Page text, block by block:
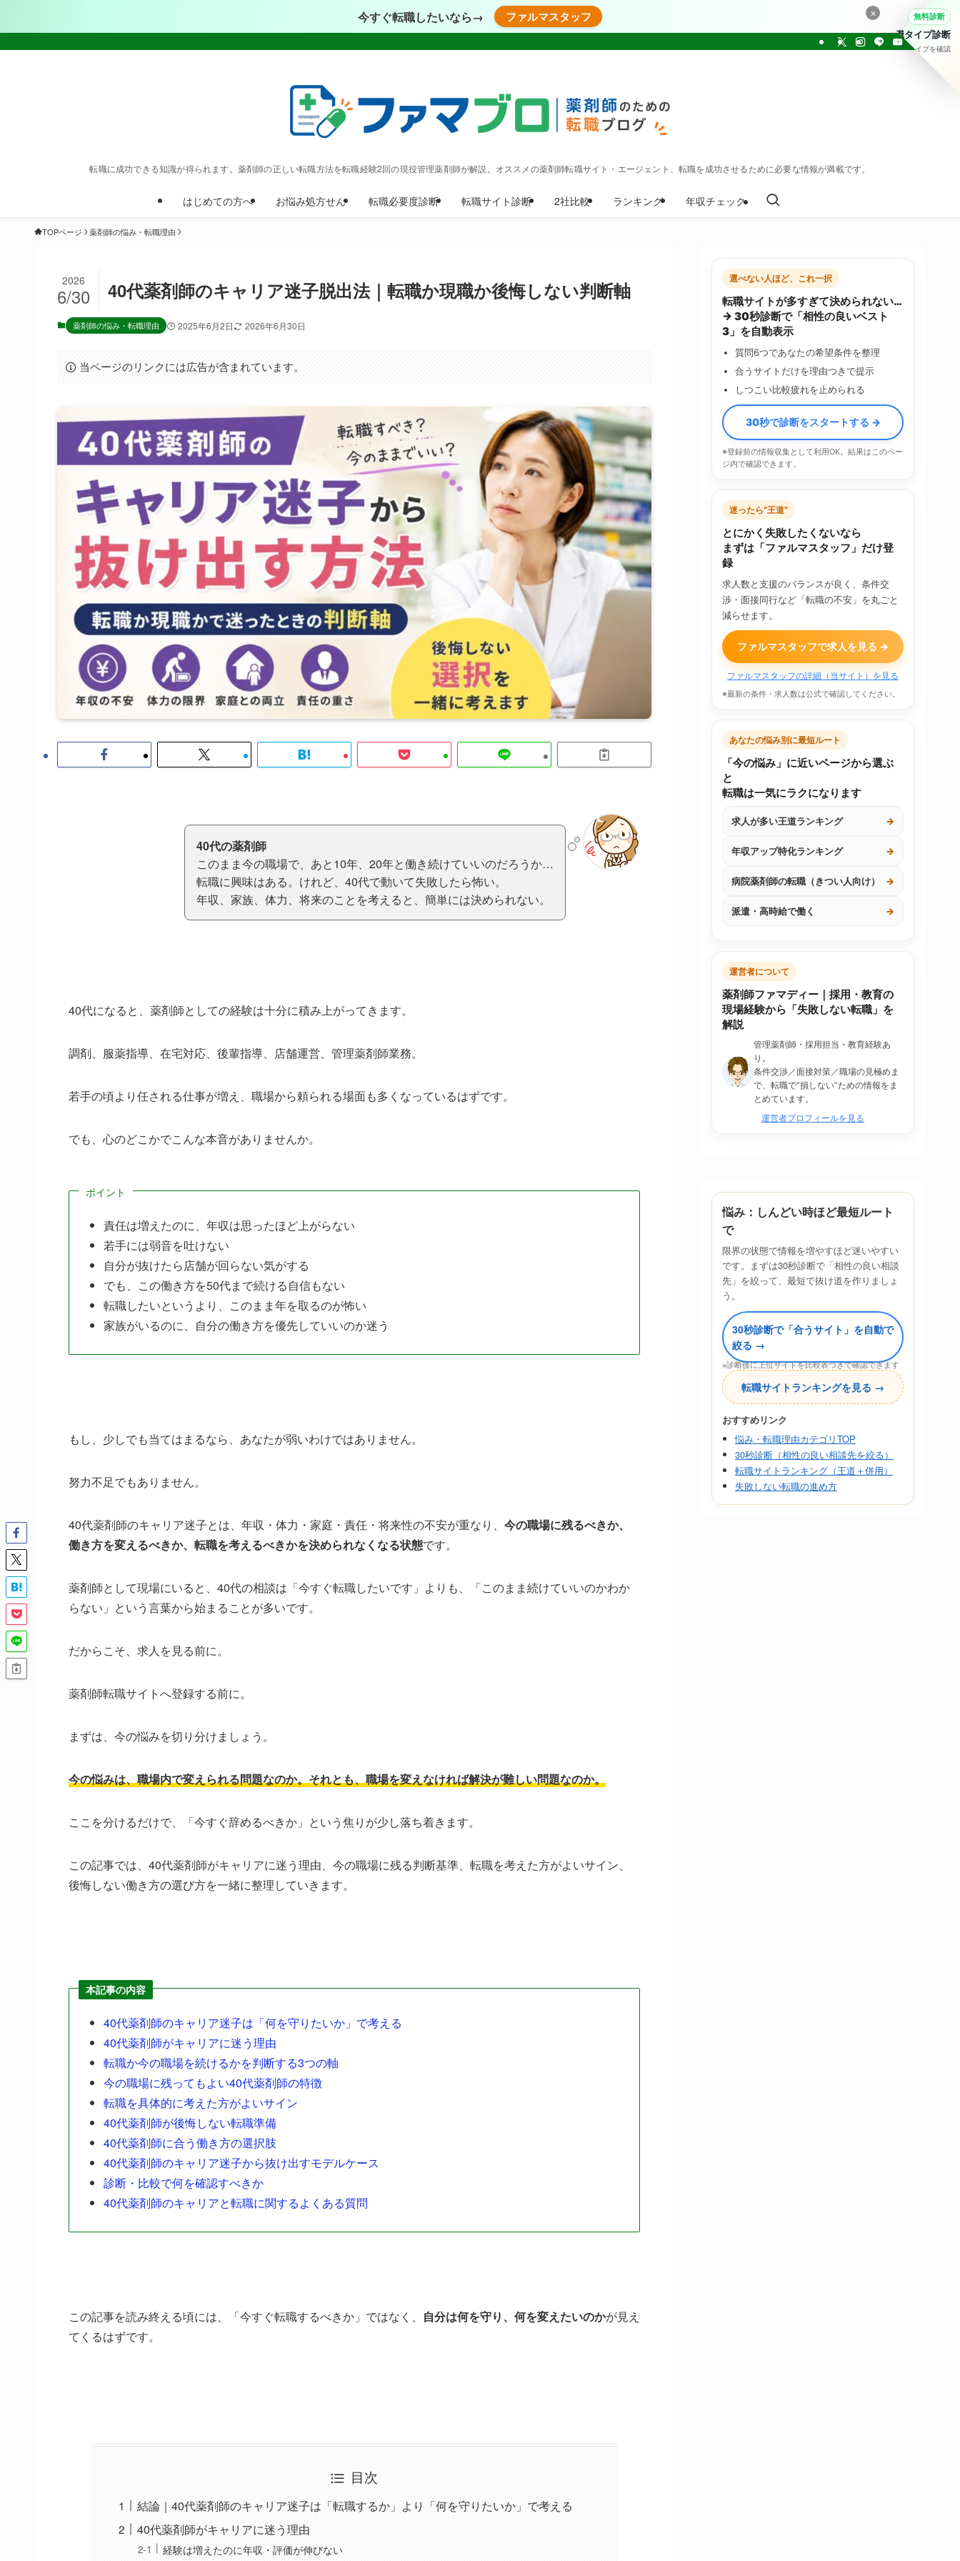
今すぐ転職したいなら→ ファルマスタッフ
転職に成功できる知識が得られます。薬剤師の正しい転職方法を転職経験2回の現役管理薬剤師が解説。オススメの薬剤師転職サイト・エージェント、転職を成功させるために必要な情報が満載です。
はじめての方へ お悩み処方せん 転職必要度診断 転職サイト診断 2社比較 ランキング 年収チェック
TOPページ 薬剤師の悩み・転職理由
40代薬剤師のキャリア迷子脱出法｜転職か現職か後悔しない判断軸
2026
6/30
薬剤師の悩み・転職理由 2025年6月2日 2026年6月30日
当ページのリンクには広告が含まれています。
40代の薬剤師
このまま今の職場で、あと10年、20年と働き続けていいのだろうか…
転職に興味はある。けれど、40代で動いて失敗したら怖い。
年収、家族、体力、将来のことを考えると、簡単には決められない。
40代になると、薬剤師としての経験は十分に積み上がってきます。
調剤、服薬指導、在宅対応、後輩指導、店舗運営、管理薬剤師業務。
若手の頃より任される仕事が増え、職場から頼られる場面も多くなっているはずです。
でも、心のどこかでこんな本音がありませんか。
ポイント
責任は増えたのに、年収は思ったほど上がらない
若手には弱音を吐けない
自分が抜けたら店舗が回らない気がする
でも、この働き方を50代まで続ける自信もない
転職したいというより、このまま年を取るのが怖い
家族がいるのに、自分の働き方を優先していいのか迷う
もし、少しでも当てはまるなら、あなたが弱いわけではありません。
努力不足でもありません。
40代薬剤師のキャリア迷子とは、年収・体力・家庭・責任・将来性の不安が重なり、 今の職場に残るべきか、
働き方を変えるべきか、転職を考えるべきかを決められなくなる状態です。
薬剤師として現場にいると、40代の相談は「今すぐ転職したいです」よりも、「このまま続けていいのかわか
らない」という言葉から始まることが多いです。
だからこそ、求人を見る前に。
薬剤師転職サイトへ登録する前に。
まずは、今の悩みを切り分けましょう。
今の悩みは、職場内で変えられる問題なのか。それとも、職場を変えなければ解決が難しい問題なのか。
ここを分けるだけで、「今すぐ辞めるべきか」という焦りが少し落ち着きます。
この記事では、40代薬剤師がキャリアに迷う理由、今の職場に残る判断基準、転職を考えた方がよいサイン、
後悔しない働き方の選び方を一緒に整理していきます。
本記事の内容
40代薬剤師のキャリア迷子は「何を守りたいか」で考える
40代薬剤師がキャリアに迷う理由
転職か今の職場を続けるかを判断する3つの軸
今の職場に残ってもよい40代薬剤師の特徴
転職を具体的に考えた方がよいサイン
40代薬剤師が後悔しない転職準備
40代薬剤師に合う働き方の選択肢
40代薬剤師のキャリア迷子から抜け出すモデルケース
診断・比較で何を確認すべきか
40代薬剤師のキャリアと転職に関するよくある質問
この記事を読み終える頃には、「今すぐ転職するべきか」ではなく、 自分は何を守り、何を変えたいのかが見え
てくるはずです。
目次
結論｜40代薬剤師のキャリア迷子は「転職するか」より「何を守りたいか」で考える
40代薬剤師がキャリアに迷う理由
経験は増えたのに年収・評価が伸びない
選べない人ほど、これ一択
転職サイトが多すぎて決められない…
→ 30秒診断で「相性の良いベスト
3」を自動表示
質問6つであなたの希望条件を整理
合うサイトだけを理由つきで提示
しつこい比較疲れを止められる
30秒で診断をスタートする →
※登録前の情報収集として利用OK。結果はこのペー
ジ内で確認できます。
迷ったら“王道”
とにかく失敗したくないなら
まずは「ファルマスタッフ」だけ登
録
求人数と支援のバランスが良く、条件交
渉・面接同行など「転職の不安」を丸ごと
減らせます。
ファルマスタッフで求人を見る →
ファルマスタッフの詳細（当サイト）を見る
※最新の条件・求人数は公式で確認してください。
あなたの悩み別に最短ルート
「今の悩み」に近いページから選ぶ
と
転職は一気にラクになります
求人が多い王道ランキング →
年収アップ特化ランキング →
病院薬剤師の転職（きつい人向け） →
派遣・高時給で働く →
運営者について
薬剤師ファマディー｜採用・教育の
現場経験から「失敗しない転職」を
解説
管理薬剤師・採用担当・教育経験あ
り。
条件交渉／面接対策／職場の見極めま
で、転職で“損しない”ための情報をま
とめています。
運営者プロフィールを見る
悩み：しんどい時ほど最短ルート
で
限界の状態で情報を増やすほど迷いやすい
です。まずは30秒診断で「相性の良い相談
先」を絞って、最短で抜け道を作りましょ
う。
30秒診断で「合うサイト」を自動で
絞る →
※診断後に上位サイトを比較表つきで確認できます
転職サイトランキングを見る →
おすすめリンク
悩み・転職理由カテゴリTOP
30秒診断（相性の良い相談先を絞る）
転職サイトランキング（王道＋併用）
失敗しない転職の進め方
× 無料診断
転職タイプ診断
30問でタイプを確認